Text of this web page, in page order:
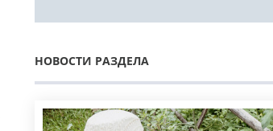
НОВОСТИ РАЗДЕЛА